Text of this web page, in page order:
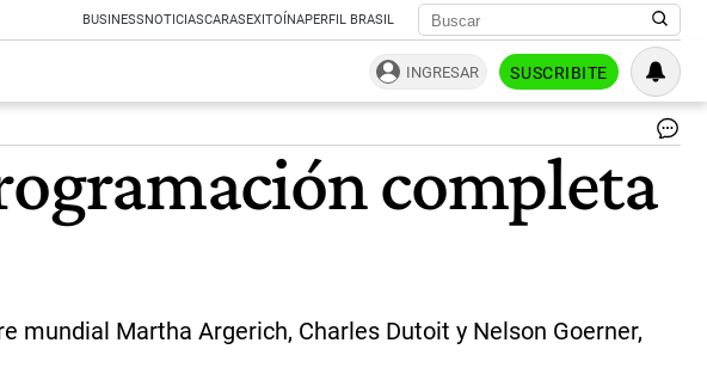
BUSINESSNOTICIASCARASEXITOÍNAPERFIL BRASIL
INGRESAR SUSCRIBITE
completa
Martha Argerich, Charles Dutoit y Nelson Goerner,